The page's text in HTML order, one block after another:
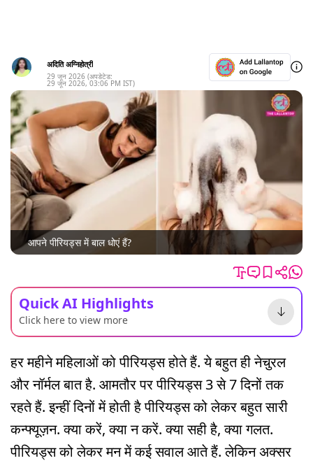
अदिति अग्निहोत्री
29 जून 2026 (अपडेटेड:
29 जून 2026, 03:06 PM IST)
आपने पीरियड्स में बाल धोएं हैं?
Quick AI Highlights
Click here to view more
हर महीने महिलाओं को पीरियड्स होते हैं. ये बहुत ही नेचुरल
और नॉर्मल बात है. आमतौर पर पीरियड्स 3 से 7 दिनों तक
रहते हैं. इन्हीं दिनों में होती है पीरियड्स को लेकर बहुत सारी
कन्फ्यूज़न. क्या करें, क्या न करें. क्या सही है, क्या गलत.
पीरियड्स को लेकर मन में कई सवाल आते हैं. लेकिन अक्सर